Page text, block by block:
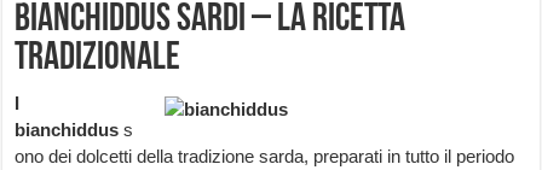
Bianchiddus sardi – la ricetta
tradizionale
I
bianchiddus s
ono dei dolcetti della tradizione sarda, preparati in tutto il periodo